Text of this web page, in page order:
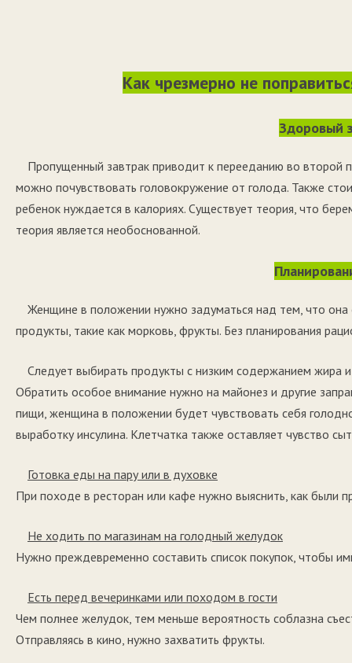
Как чрезмерно не
Здоровый
Пропущенный завтрак приводит к перееданию во второй
можно почувствовать головокружение от голода. Также
ребенок нуждается в калориях. Существует теория, что
теория является необоснованной.
Женщине в положении нужно задуматься над тем, что она
продукты, такие как морковь, фрукты. Без планирования
Следует выбирать продукты с низким содержанием жира
Обратить особое внимание нужно на майонез и другие
пищи, женщина в положении будет чувствовать себя
выработку инсулина. Клетчатка также оставляет чувство
Готовка еды на пару или в духовке
При походе в ресторан или кафе нужно выяснить, как были
Не ходить по магазинам на голодный желудок
Нужно преждевременно составить список покупок, чтобы
Есть перед вечеринками или походом в гости
Чем полнее желудок, тем меньше вероятность соблазна
Отправляясь в кино, нужно захватить фрукты.